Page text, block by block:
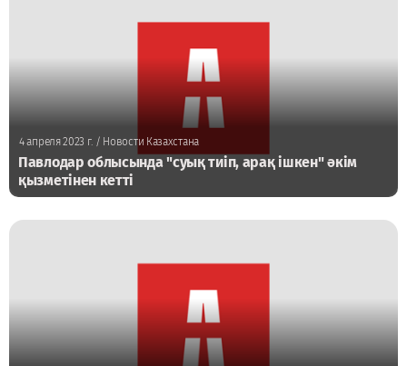
4 апреля 2023 г. / Новости Казахстана
Павлодар облысында "суық тиіп, арақ ішкен" әкім
қызметінен кетті